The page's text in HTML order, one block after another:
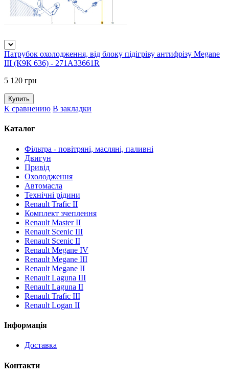
Патрубок охолодження, від блоку підігріву антифрізу Megane
III (К9К 636) - 271A33661R
5 120 грн
К сравнению В закладки
Каталог
Фільтра - повітряні, масляні, паливні
Двигун
Привід
Охолодження
Автомасла
Технічні рідини
Renault Trafic II
Комплект зчеплення
Renault Master II
Renault Scenic III
Renault Scenic II
Renault Megane IV
Renault Megane III
Renault Megane II
Renault Laguna III
Renault Laguna II
Renault Trafic III
Renault Logan II
Інформація
Доставка
Контакти